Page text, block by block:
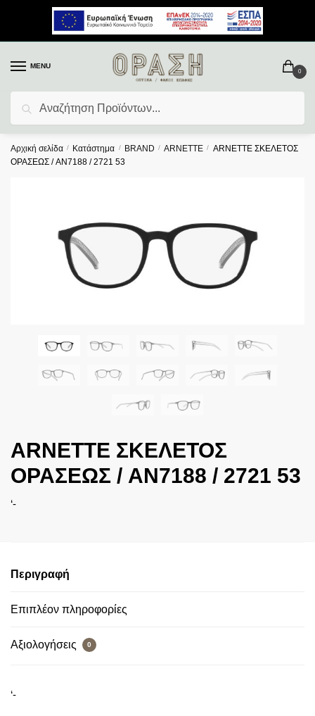
MENU
Αναζήτηση
0
Αρχική σελίδα / Κατάστημα / BRAND / ARNETTE / ARNETTE ΣΚΕΛΕΤΟΣ
ΟΡΑΣΕΩΣ / AN7188 / 2721 53
ARNETTE ΣΚΕΛΕΤΟΣ
ΟΡΑΣΕΩΣ / AN7188 / 2721 53
‘-
Περιγραφή
Επιπλέον πληροφορίες
Αξιολογήσεις 0
‘-